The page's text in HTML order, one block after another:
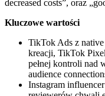
decreased costs”, oraz
Kluczowe wartości
TikTok Ads z
kreacji, TikTok
pełnej kontroli nad
audience
Instagram